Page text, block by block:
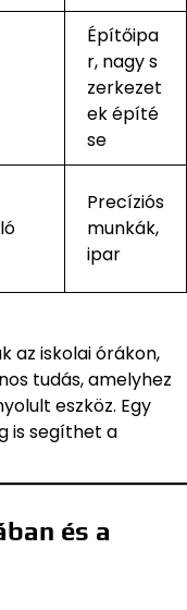
Építőipa
r, nagy s
zerkezet
ek építé
se
Precíziós
munkák,
ipar
az iskolai órákon,
tudás, amelyhez
eszköz. Egy
is segíthet a
és a